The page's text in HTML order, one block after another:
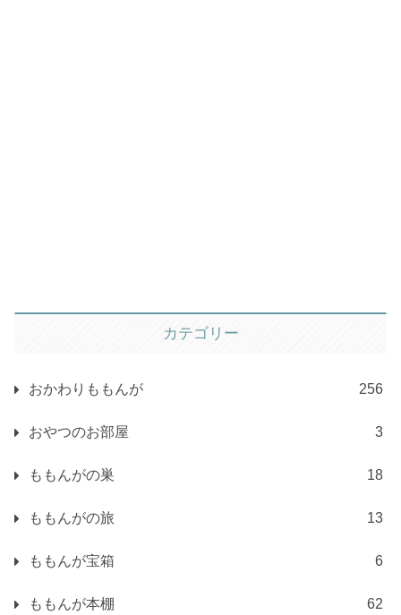
カテゴリー
おかわりももんが 256
おやつのお部屋 3
ももんがの巣 18
ももんがの旅 13
ももんが宝箱 6
ももんが本棚 62